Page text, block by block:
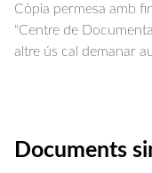
Còpia permesa amb
"Centre de
altre ús cal demanar
Documents